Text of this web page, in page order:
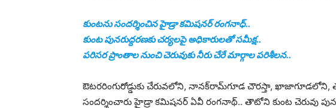
కుంటను సందర్శించిన హైడ్రా కమిషనర్ రంగనాధ్..
కుంట పునరుద్దరణకు చర్యలపై అధికారులతో సమీక్ష..
పరిసర ప్రాంతాల నుంచి చెరువుకు నీరు చేరే మార్గాల పరిశీలన..
ఔట‌ర‌రింగురోడ్డుకు చేరువ‌లోని, నాన‌క్‌రామ్‌గూడ చౌర‌స్తా, ఖాజాగూడ‌లోని,
సందర్శించారు హైడ్రా క‌మిష‌న‌ర్ ఏవీ రంగ‌నాథ్.. తౌటోని కుంట చెరువు